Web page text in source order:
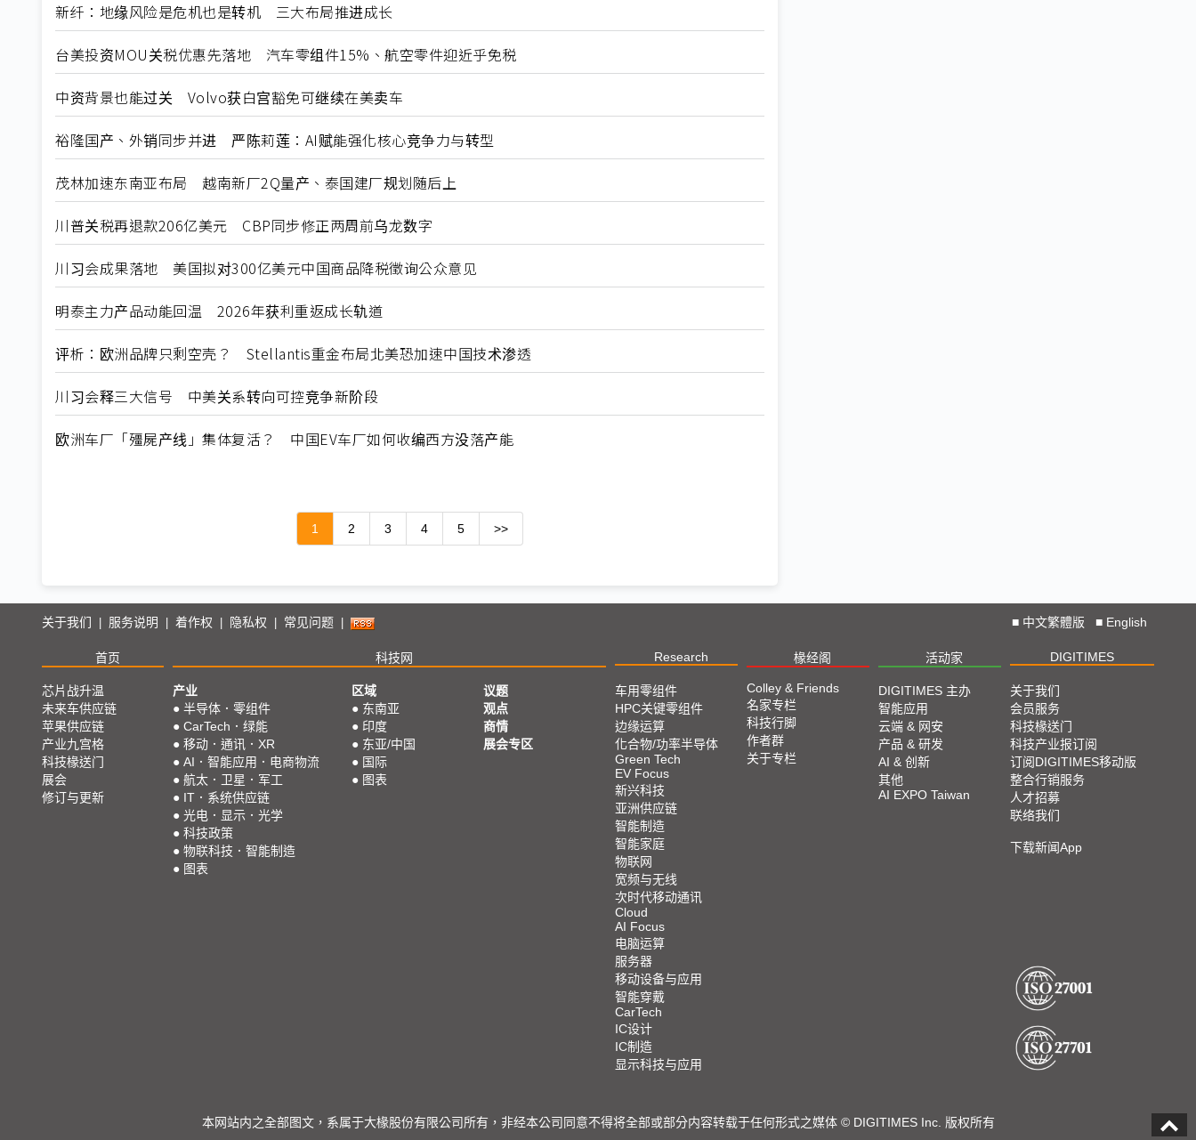
新纤：地缘风险是危机也是转机 三大布局推进成长
台美投资MOU关税优惠先落地 汽车零组件15%、航空零件迎近乎免税
中资背景也能过关 Volvo获白宫豁免可继续在美卖车
裕隆国产、外销同步并进 严陈莉莲：AI赋能强化核心竞争力与转型
茂林加速东南亚布局 越南新厂2Q量产、泰国建厂规划随后上
川普关税再退款206亿美元 CBP同步修正两周前乌龙数字
川习会成果落地 美国拟对300亿美元中国商品降税徵询公众意见
明泰主力产品动能回温 2026年获利重返成长轨道
评析：欧洲品牌只剩空壳？ Stellantis重金布局北美恐加速中国技术渗透
川习会释三大信号 中美关系转向可控竞争新阶段
欧洲车厂「殭屍产线」集体复活？ 中国EV车厂如何收编西方没落产能
1 2 3 4 5 >>
关于我们 服务说明 着作权 隐私权 常见问题 ■ 中文繁體版 ■ English
首页 科技网 Research 椽经阁 活动家 DIGITIMES
芯片战升温
未来车供应链
苹果供应链
产业九宫格
科技椽送门
展会
修订与更新
产业
● 半导体．零组件
● CarTech．绿能
● 移动．通讯．XR
● AI．智能应用．电商物流
● 航太．卫星．军工
● IT．系统供应链
● 光电．显示．光学
● 科技政策
● 物联科技．智能制造
● 图表
区域
● 东南亚
● 印度
● 东亚/中国
● 国际
● 图表
议题
观点
商情
展会专区
车用零组件
HPC关键零组件
边缘运算
化合物/功率半导体
Green Tech
EV Focus
新兴科技
亚洲供应链
智能制造
智能家庭
物联网
宽频与无线
次时代移动通讯
Cloud
AI Focus
电脑运算
服务器
移动设备与应用
智能穿戴
CarTech
IC设计
IC制造
显示科技与应用
Colley & Friends
名家专栏
科技行脚
作者群
关于专栏
DIGITIMES 主办
智能应用
云端 & 网安
产品 & 研发
AI & 创新
其他
AI EXPO Taiwan
关于我们
会员服务
科技椽送门
科技产业报订阅
订阅DIGITIMES移动版
整合行销服务
人才招募
联络我们
下载新闻App
本网站内之全部图文，系属于大椽股份有限公司所有，非经本公司同意不得将全部或部分内容转载于任何形式之媒体 © DIGITIMES Inc. 版权所有